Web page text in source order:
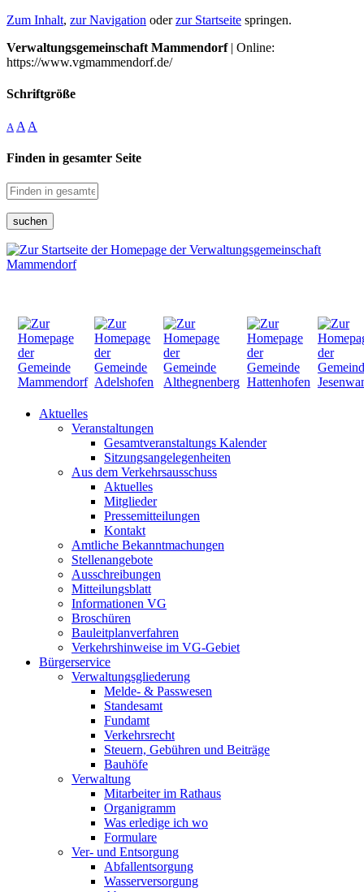
Zum Inhalt, zur Navigation oderzur Startseite springen.
Verwaltungsgemeinschaft Mammendorf| Online:
https://www.vgmammendorf.de/
Schriftgröße
A A A
Finden in gesamter Seite
suchen
Aktuelles
Veranstaltungen
Gesamtveranstaltungs Kalender
Sitzungsangelegenheiten
Aus dem Verkehrsausschuss
Aktuelles
Mitglieder
Pressemitteilungen
Kontakt
Amtliche Bekanntmachungen
Stellenangebote
Ausschreibungen
Mitteilungsblatt
Informationen VG
Broschüren
Bauleitplanverfahren
Verkehrshinweise im VG-Gebiet
Bürgerservice
Verwaltungsgliederung
Melde- & Passwesen
Standesamt
Fundamt
Verkehrsrecht
Steuern, Gebühren und Beiträge
Bauhöfe
Verwaltung
Mitarbeiter im Rathaus
Organigramm
Was erledige ich wo
Formulare
Ver- und Entsorgung
Abfallentsorgung
Wasserversorgung